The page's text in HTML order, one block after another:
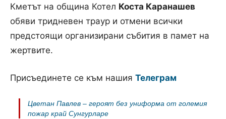
Кметът на община Котел Коста Каранашев
обяви тридневен траур и отмени всички
предстоящи организирани събития в памет на
жертвите.
Присъединете се към нашия Телеграм
Цветан Павлев – героят без униформа от големия
пожар край Сунгурларе